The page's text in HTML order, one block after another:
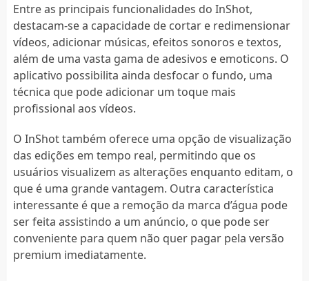
Entre as principais funcionalidades do InShot,
destacam-se a capacidade de cortar e redimensionar
vídeos, adicionar músicas, efeitos sonoros e textos,
além de uma vasta gama de adesivos e emoticons. O
aplicativo possibilita ainda desfocar o fundo, uma
técnica que pode adicionar um toque mais
profissional aos vídeos.
O InShot também oferece uma opção de visualização
das edições em tempo real, permitindo que os
usuários visualizem as alterações enquanto editam, o
que é uma grande vantagem. Outra característica
interessante é que a remoção da marca d’água pode
ser feita assistindo a um anúncio, o que pode ser
conveniente para quem não quer pagar pela versão
premium imediatamente.